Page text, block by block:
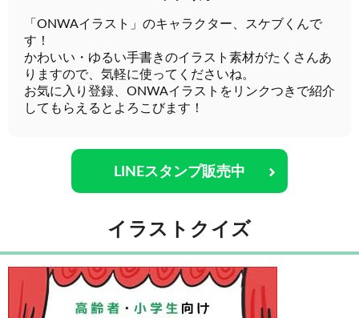
「ONWAイラスト」のキャラクター、スケブくんで
す！
かわいい・ゆるい手書きのイラスト素材がたくさんあ
りますので、気軽に使ってくださいね。
お気に入り登録、ONWAイラストをリンクつきで紹介
してもらえるとよろこびます！
LINEスタンプ販売中
イラストクイズ